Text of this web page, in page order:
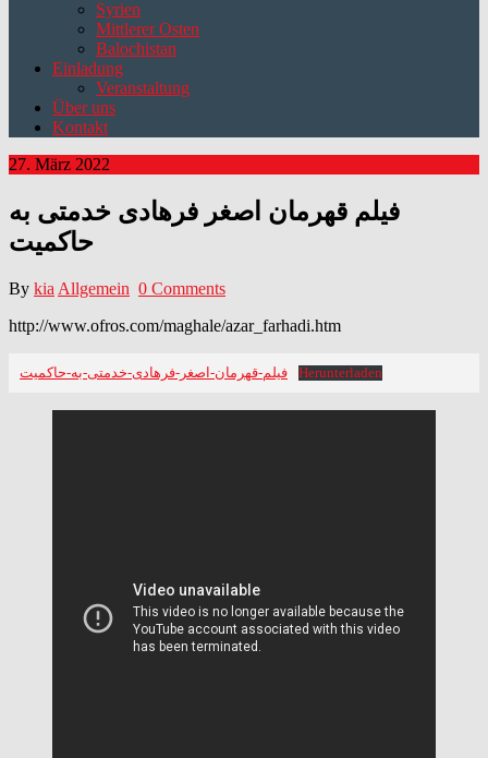
Syrien
Mittlerer Osten
Balochistan
Einladung
Veranstaltung
Über uns
Kontakt
27. März 2022
فیلم قهرمان اصغر فرهادی خدمتی به
حاکمیت
By kia Allgemein 0 Comments
http://www.ofros.com/maghale/azar_farhadi.htm
فیلم-قهرمان-اصغر-فرهادی-خدمتی-به-حاکمیت Herunterladen